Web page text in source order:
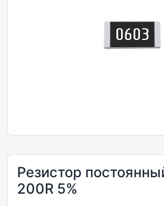
Резистор
200R 5%